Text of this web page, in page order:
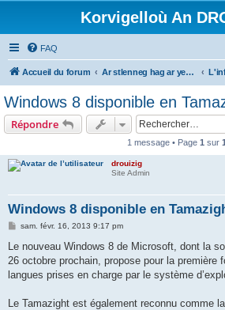
Korvigelloù An
FAQ
Accueil du forum Ar stlenneg hag ar yezhoù bihan er bed a-bezh
Windows 8 disponible en
Répondre
1 message • Page 1 sur 1
drouizig
Site Admin
Windows 8 disponible en
M
s
a
g
sam. févr. 16, 2013 9:17 pm
Le nouveau Windows 8 de Microsoft, dont la
26 octobre prochain, propose pour la première
langues prises en charge par le système
Le Tamazight est également reconnu comme